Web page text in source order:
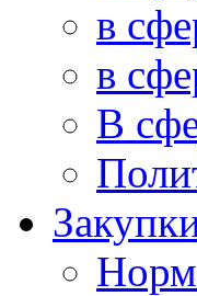
в
в
В